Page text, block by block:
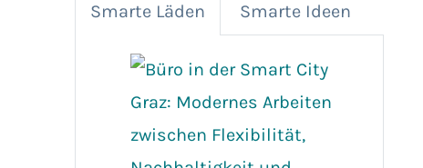
Smarte Läden Smarte Ideen